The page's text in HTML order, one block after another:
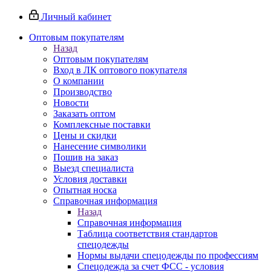
Личный кабинет
Оптовым покупателям
Назад
Оптовым покупателям
Вход в ЛК оптового покупателя
О компании
Производство
Новости
Заказать оптом
Комплексные поставки
Цены и скидки
Нанесение символики
Пошив на заказ
Выезд специалиста
Условия доставки
Опытная носка
Справочная информация
Назад
Справочная информация
Таблица соответствия стандартов
спецодежды
Нормы выдачи спецодежды по профессиям
Спецодежда за счет ФСС - условия